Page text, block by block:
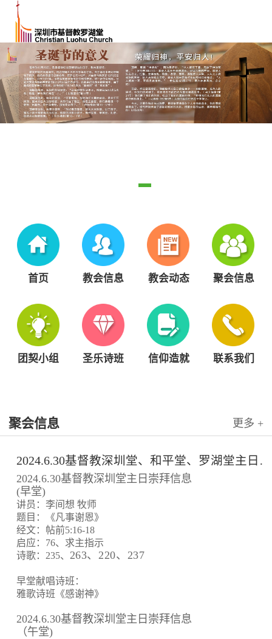
首页 教会信息 教会动态 聚会信息
团契小组 圣乐诗班 信仰造就 联系我们
聚会信息 更多 +
2024.6.30基督教深圳堂、和平堂、罗湖堂主日崇拜信息
2024.6.30基督教深圳堂主日崇拜信息
(早堂)
讲员：李间想 牧师
题目：《凡事谢恩》
经文：帖前5:16-18
启应：76、求主指示
诗歌：235、 263、220、237
早堂献唱诗班：
雅歌诗班《感谢神》
2024.6.30基督教深圳堂主日崇拜信息
（午堂)